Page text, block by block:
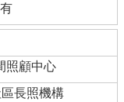
有
照顧中心
長照機構